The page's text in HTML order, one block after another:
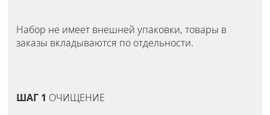
Набор не имеет внешней упаковки, товары в
заказы вкладываются по отдельности.
ШАГ 1 ОЧИЩЕНИЕ